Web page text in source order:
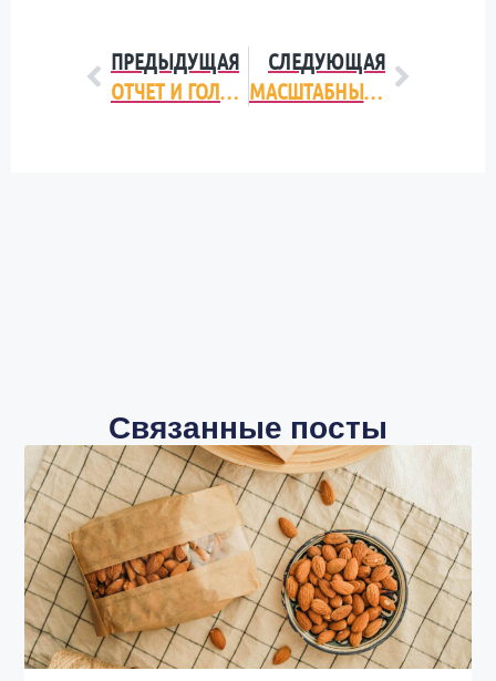
ПРЕДЫДУЩАЯ
ОТЧЕТ И ГОЛОСОВАНИЕ ПО ФОТО-КВЕСТУ «ПООХОТИМСЯ» ОТ KOLORO, 20.05.2012 Г.
СЛЕДУЮЩАЯ
МАСШТАБНЫЙ ФОТО-КВЕСТ ОТ БРЕНДИНГОВОГО АГЕНТСТВА KOLORO С 6 ПО 13 ОКТЯБРЯ 2013 ГОДА!
Связанные посты